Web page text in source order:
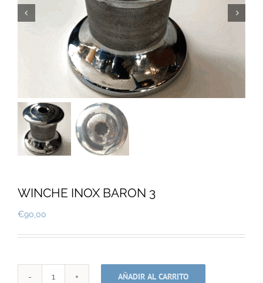
WINCHE INOX BARON 3
€90,00
AÑADIR AL CARRITO